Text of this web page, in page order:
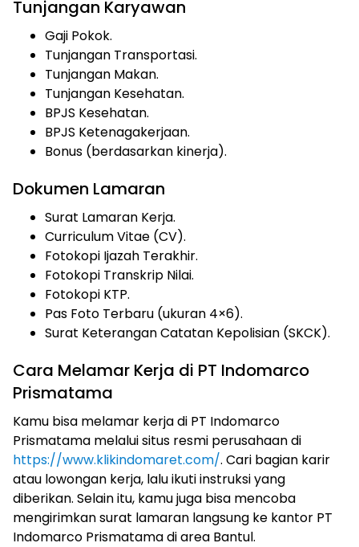
Tunjangan Karyawan
Gaji Pokok.
Tunjangan Transportasi.
Tunjangan Makan.
Tunjangan Kesehatan.
BPJS Kesehatan.
BPJS Ketenagakerjaan.
Bonus (berdasarkan kinerja).
Dokumen Lamaran
Surat Lamaran Kerja.
Curriculum Vitae (CV).
Fotokopi Ijazah Terakhir.
Fotokopi Transkrip Nilai.
Fotokopi KTP.
Pas Foto Terbaru (ukuran 4×6).
Surat Keterangan Catatan Kepolisian (SKCK).
Cara Melamar Kerja di PT Indomarco
Prismatama
Kamu bisa melamar kerja di PT Indomarco
Prismatama melalui situs resmi perusahaan di
https://www.klikindomaret.com/. Cari bagian karir
atau lowongan kerja, lalu ikuti instruksi yang
diberikan. Selain itu, kamu juga bisa mencoba
mengirimkan surat lamaran langsung ke kantor PT
Indomarco Prismatama di area Bantul.